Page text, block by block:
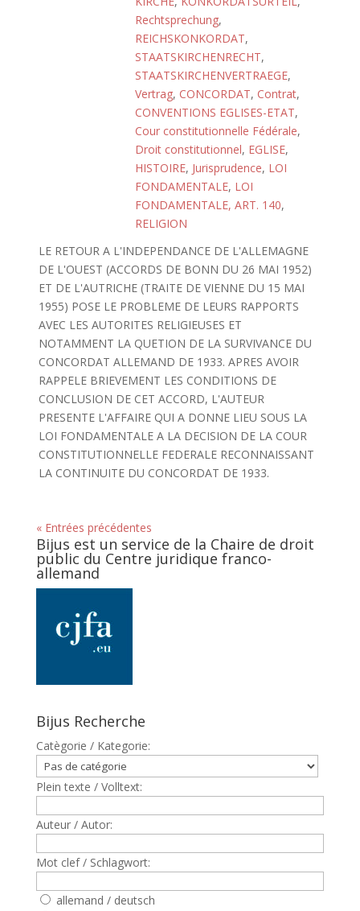
Rechtsprechung,
REICHSKONKORDAT,
STAATSKIRCHENRECHT,
STAATSKIRCHENVERTRAEGE,
Vertrag, CONCORDAT, Contrat,
CONVENTIONS EGLISES-ETAT,
Cour constitutionnelle Fédérale,
Droit constitutionnel, EGLISE,
HISTOIRE, Jurisprudence, LOI
FONDAMENTALE, LOI
FONDAMENTALE, ART. 140,
RELIGION
LE RETOUR A L'INDEPENDANCE DE L'ALLEMAGNE
DE L'OUEST (ACCORDS DE BONN DU 26 MAI 1952)
ET DE L'AUTRICHE (TRAITE DE VIENNE DU 15 MAI
1955) POSE LE PROBLEME DE LEURS RAPPORTS
AVEC LES AUTORITES RELIGIEUSES ET
NOTAMMENT LA QUETION DE LA SURVIVANCE DU
CONCORDAT ALLEMAND DE 1933. APRES AVOIR
RAPPELE BRIEVEMENT LES CONDITIONS DE
CONCLUSION DE CET ACCORD, L'AUTEUR
PRESENTE L'AFFAIRE QUI A DONNE LIEU SOUS LA
LOI FONDAMENTALE A LA DECISION DE LA COUR
CONSTITUTIONNELLE FEDERALE RECONNAISSANT
LA CONTINUITE DU CONCORDAT DE 1933.
« Entrées précédentes
Bijus est un service de la Chaire de droit
public du Centre juridique franco-
allemand
Bijus Recherche
Catègorie / Kategorie:
Plein texte / Volltext:
Auteur / Autor:
Mot clef / Schlagwort:
allemand / deutsch